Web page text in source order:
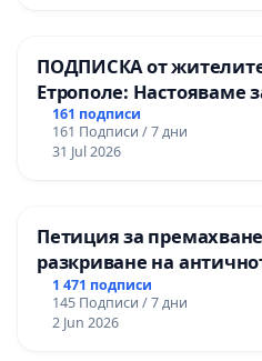
ПОДПИСКА от
Етрополе: Настояваме
“Елаците-МЕД” АД и от
изпълнят всички
161 подписи
161 Подписи / 7 дни
31 Jul 2026
Петиция за
разкриване на
Могиланската могила
1 471 подписи
145 Подписи / 7 дни
2 Jun 2026